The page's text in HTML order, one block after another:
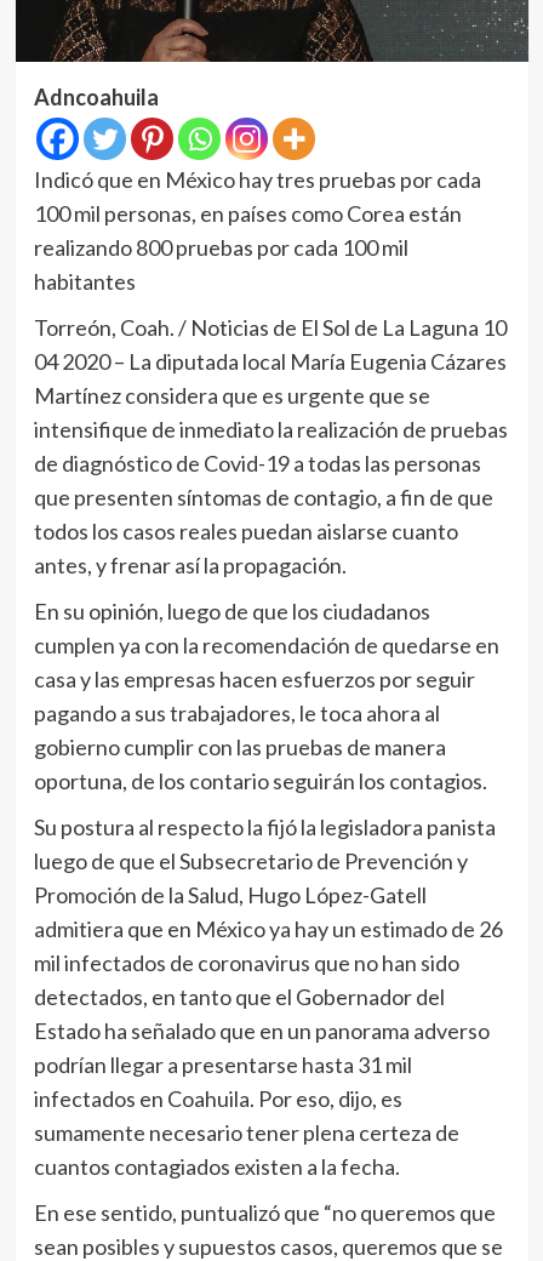
Adncoahuila
Indicó que en México hay tres pruebas por cada
100 mil personas, en países como Corea están
realizando 800 pruebas por cada 100 mil
habitantes
Torreón, Coah. / Noticias de El Sol de La Laguna 10
04 2020 – La diputada local María Eugenia Cázares
Martínez considera que es urgente que se
intensifique de inmediato la realización de pruebas
de diagnóstico de Covid-19 a todas las personas
que presenten síntomas de contagio, a fin de que
todos los casos reales puedan aislarse cuanto
antes, y frenar así la propagación.
En su opinión, luego de que los ciudadanos
cumplen ya con la recomendación de quedarse en
casa y las empresas hacen esfuerzos por seguir
pagando a sus trabajadores, le toca ahora al
gobierno cumplir con las pruebas de manera
oportuna, de los contario seguirán los contagios.
Su postura al respecto la fijó la legisladora panista
luego de que el Subsecretario de Prevención y
Promoción de la Salud, Hugo López-Gatell
admitiera que en México ya hay un estimado de 26
mil infectados de coronavirus que no han sido
detectados, en tanto que el Gobernador del
Estado ha señalado que en un panorama adverso
podrían llegar a presentarse hasta 31 mil
infectados en Coahuila. Por eso, dijo, es
sumamente necesario tener plena certeza de
cuantos contagiados existen a la fecha.
En ese sentido, puntualizó que “no queremos que
sean posibles y supuestos casos, queremos que se